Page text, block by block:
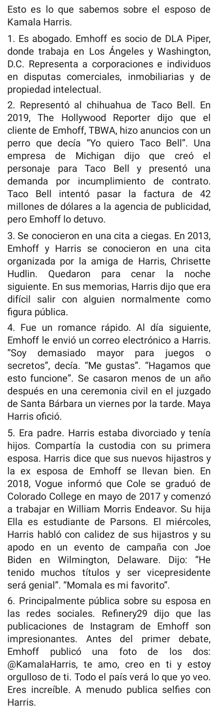
Esto es lo que sabemos sobre el esposo de
Kamala Harris.
1. Es abogado. Emhoff es socio de DLA Piper,
donde trabaja en Los Ángeles y Washington,
D.C. Representa a corporaciones e individuos
en disputas comerciales, inmobiliarias y de
propiedad intelectual.
2. Representó al chihuahua de Taco Bell. En
2019, The Hollywood Reporter dijo que el
cliente de Emhoff, TBWA, hizo anuncios con un
perro que decía “Yo quiero Taco Bell”. Una
empresa de Michigan dijo que creó el
personaje para Taco Bell y presentó una
demanda por incumplimiento de contrato.
Taco Bell intentó pasar la factura de 42
millones de dólares a la agencia de publicidad,
pero Emhoff lo detuvo.
3. Se conocieron en una cita a ciegas. En 2013,
Emhoff y Harris se conocieron en una cita
organizada por la amiga de Harris, Chrisette
Hudlin. Quedaron para cenar la noche
siguiente. En sus memorias, Harris dijo que era
difícil salir con alguien normalmente como
figura pública.
4. Fue un romance rápido. Al día siguiente,
Emhoff le envió un correo electrónico a Harris.
“Soy demasiado mayor para juegos o
secretos”, decía. “Me gustas”. “Hagamos que
esto funcione”. Se casaron menos de un año
después en una ceremonia civil en el juzgado
de Santa Bárbara un viernes por la tarde. Maya
Harris ofició.
5. Era padre. Harris estaba divorciado y tenía
hijos. Compartía la custodia con su primera
esposa. Harris dice que sus nuevos hijastros y
la ex esposa de Emhoff se llevan bien. En
2018, Vogue informó que Cole se graduó de
Colorado College en mayo de 2017 y comenzó
a trabajar en William Morris Endeavor. Su hija
Ella es estudiante de Parsons. El miércoles,
Harris habló con calidez de sus hijastros y su
apodo en un evento de campaña con Joe
Biden en Wilmington, Delaware. Dijo: “He
tenido muchos títulos y ser vicepresidente
será genial”. “Momala es mi favorito”.
6. Principalmente pública sobre su esposa en
las redes sociales. Refinery29 dijo que las
publicaciones de Instagram de Emhoff son
impresionantes. Antes del primer debate,
Emhoff publicó una foto de los dos:
@KamalaHarris, te amo, creo en ti y estoy
orgulloso de ti. Todo el país verá lo que yo veo.
Eres increíble. A menudo publica selfies con
Harris.